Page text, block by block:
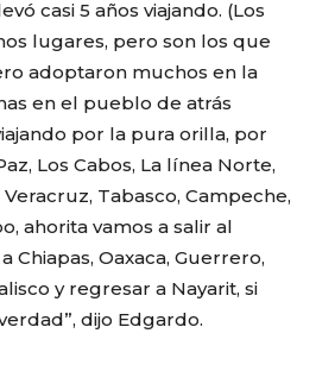
casi 5 años viajando. (Los
lugares, pero son los que
adoptaron muchos en la
en el pueblo de atrás
por la pura orilla, por
Los Cabos, La línea Norte,
Tabasco, Campeche,
ahorita vamos a salir al
Chiapas, Oaxaca, Guerrero,
y regresar a Nayarit, si
dijo Edgardo.